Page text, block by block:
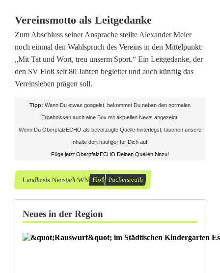
Vereinsmotto als Leitgedanke
Zum Abschluss seiner Ansprache stellte Alexander Meier
noch einmal den Wahlspruch des Vereins in den Mittelpunkt:
„Mit Tat und Wort, treu unserm Sport.“ Ein Leitgedanke, der
den SV Floß seit 80 Jahren begleitet und auch künftig das
Vereinsleben prägen soll.
Tipp: Wenn Du etwas googelst, bekommst Du neben den normalen
Ergebnissen auch eine Box mit aktuellen News angezeigt.
Wenn Du OberpfalzECHO als bevorzugte Quelle hinterlegst, tauchen unsere
Inhalte dort häufiger für Dich auf.
Füge jetzt OberpfalzECHO Deinen Quellen hinzu!
Landkreis Neustadt/WN Floß Püchersreuth
Neues in der Region